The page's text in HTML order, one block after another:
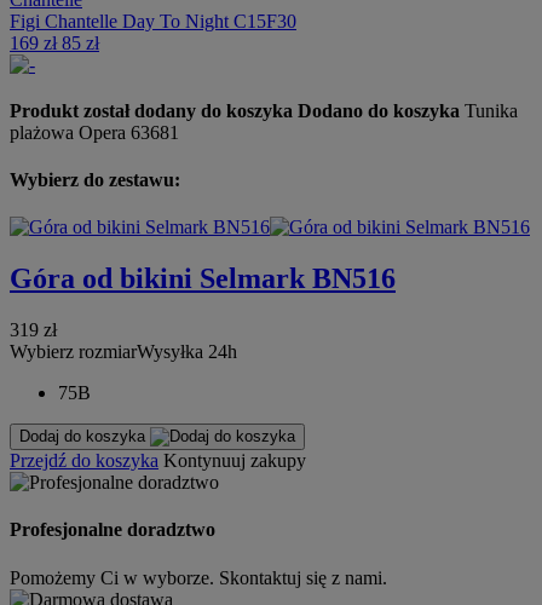
Figi Chantelle Day To Night C15F30
169 zł 85 zł
Produkt został dodany do koszyka Dodano do koszyka Tunika
plażowa Opera 63681
Wybierz do zestawu:
Góra od bikini Selmark BN516
319 zł
Wybierz rozmiarWysyłka 24h
75B
Dodaj do koszyka
Przejdź do koszyka Kontynuuj zakupy
Profesjonalne doradztwo
Pomożemy Ci w wyborze. Skontaktuj się z nami.